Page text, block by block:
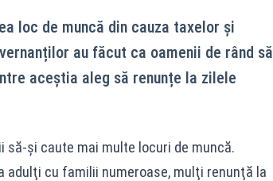
loc de muncă din cauza taxelor și
au făcut ca oamenii de rând să
aceștia aleg să renunțe la zilele
şi caute mai multe locuri de muncă.
adulţi cu familii numeroase, mulţi renunţă la